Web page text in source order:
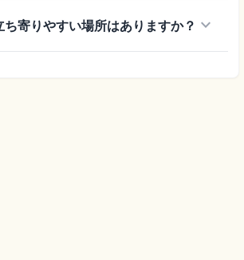
寄りやすい場所はありますか？ keyboard_arrow_down